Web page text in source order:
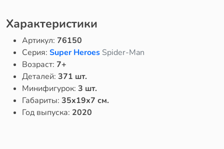
Характеристики
Артикул: 76150
Серия: Super Heroes Spider-Man
Возраст: 7+
Деталей: 371 шт.
Минифигурок: 3 шт.
Габариты: 35x19x7 см.
Год выпуска: 2020